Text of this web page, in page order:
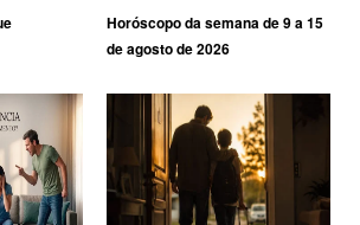
Horóscopo da semana de 9 a 15
de agosto de 2026